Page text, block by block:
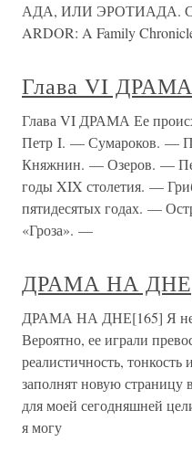
АДА, ИЛИ ЭРОТИАДА.
ARDOR: A Family
Глава VI ДРАМА
Глава VI ДРАМА Ее
Петр I. — Сумароков. —
Княжнин. — Озеров. —
годы XIX столетия. —
пятидесятых годах. —
«Гроза». —
ДРАМА НА
ДРАМА НА ДНЕ[165] Я не
Вероятно, ее играли
реалистичность,
заполнят новую страницу
для моей сегодняшней
я могу